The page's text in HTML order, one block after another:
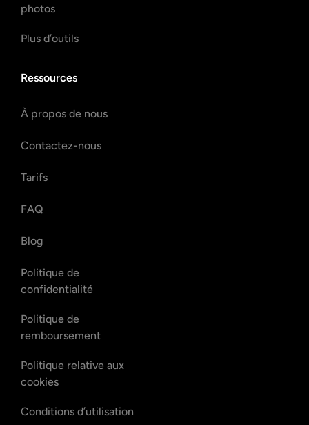
photos
Plus d’outils
Ressources
À propos de nous
Contactez-nous
Tarifs
FAQ
Blog
Politique de
confidentialité
Politique de
remboursement
Politique relative aux
cookies
Conditions d’utilisation